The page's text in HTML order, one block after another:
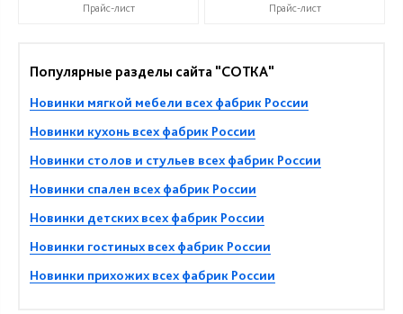
Прайс-лист Прайс-лист
Популярные разделы сайта "СОТКА"
Новинки мягкой мебели всех фабрик России
Новинки кухонь всех фабрик России
Новинки столов и стульев всех фабрик России
Новинки спален всех фабрик России
Новинки детских всех фабрик России
Новинки гостиных всех фабрик России
Новинки прихожих всех фабрик России